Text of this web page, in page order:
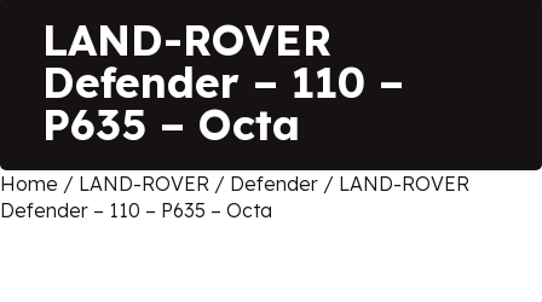
LAND-ROVER
Defender – 110 –
P635 – Octa
Home / LAND-ROVER / Defender / LAND-ROVER
Defender – 110 – P635 – Octa